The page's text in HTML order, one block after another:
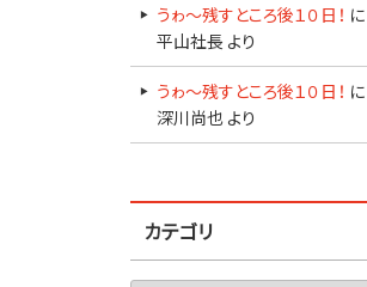
うゎ～残すところ後１０日！ に
平山社長 より
うゎ～残すところ後１０日！ に
深川尚也 より
カテゴリ